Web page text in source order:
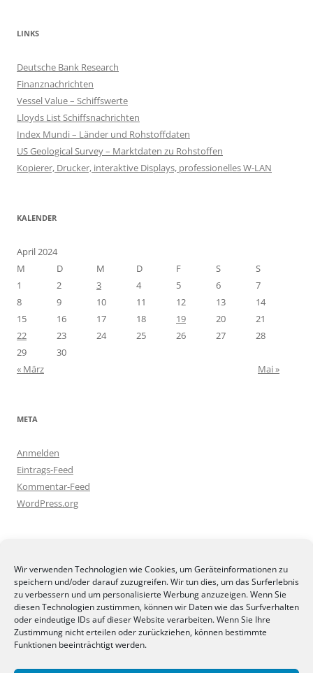
Wir verwenden Technologien wie Cookies, um Geräteinformationen zu
speichern und/oder darauf zuzugreifen. Wir tun dies, um das Surferlebnis
zu verbessern und um personalisierte Werbung anzuzeigen. Wenn Sie
diesen Technologien zustimmen, können wir Daten wie das Surfverhalten
oder eindeutige IDs auf dieser Website verarbeiten. Wenn Sie Ihre
Zustimmung nicht erteilen oder zurückziehen, können bestimmte
Funktionen beeinträchtigt werden.
LINKS
Deutsche Bank Research
Finanznachrichten
Vessel Value – Schiffswerte
Lloyds List Schiffsnachrichten
Index Mundi – Länder und Rohstoffdaten
US Geological Survey – Marktdaten zu Rohstoffen
Kopierer, Drucker, interaktive Displays, professionelles W-LAN
KALENDER
April 2024
M
D M D F S
S
1
2 3 4 5 6
7
8
9 10 11 12 13
14
15
16 17 18 19 20
21
22
23 24 25 26 27
28
29
30
« März
Mai »
META
Anmelden
Eintrags-Feed
Kommentar-Feed
WordPress.org
BLOGGERAMT